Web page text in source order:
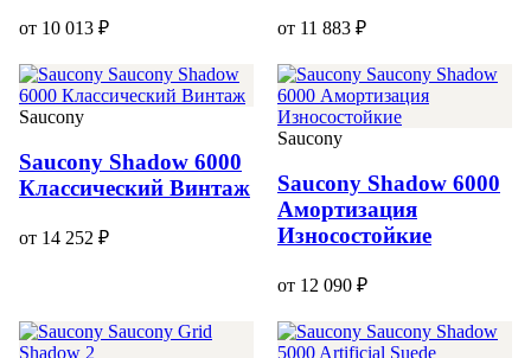
от 10 013 ₽ от 11 883 ₽
Saucony
Saucony Shadow 6000
Классический Винтаж
от 14 252 ₽
Saucony
Saucony Shadow 6000
Амортизация
Износостойкие
от 12 090 ₽